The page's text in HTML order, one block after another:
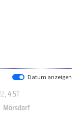
Datum anzeigen
, 4.ST
Mörsdorf